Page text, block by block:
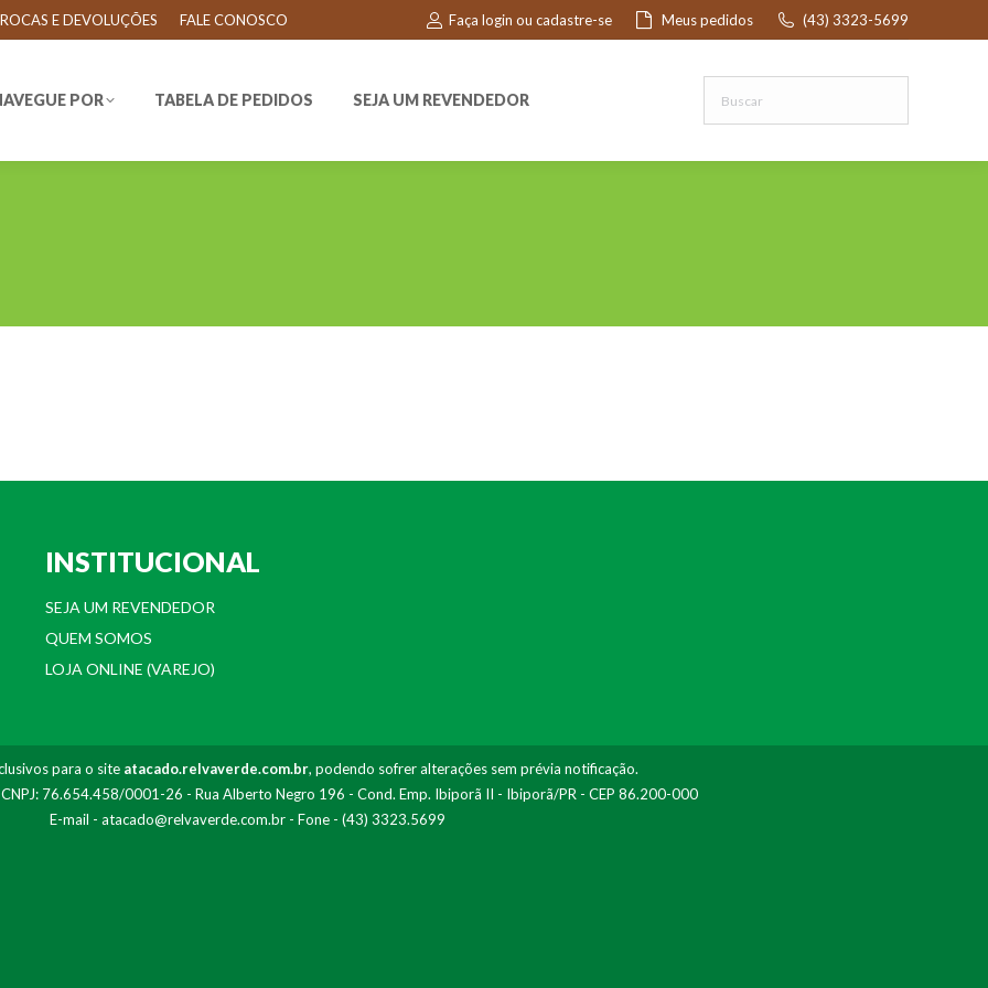
E DEVOLUÇÕES FALE CONOSCO Faça login ou cadastre-se Meus pedidos (43) 3323-5699
POR TABELA DE PEDIDOS SEJA UM REVENDEDOR
INSTITUCIONAL
SEJA UM REVENDEDOR
QUEM SOMOS
LOJA ONLINE (VAREJO)
para o site atacado.relvaverde.com.br, podendo sofrer alterações sem prévia notificação.
CNPJ: 76.654.458/0001-26 - Rua Alberto Negro 196 - Cond. Emp. Ibiporã II - Ibiporã/PR - CEP 86.200-000
E-mail - atacado@relvaverde.com.br- Fone - (43) 3323.5699
POR TABELA DE PEDIDOS SEJA UM REVENDEDOR